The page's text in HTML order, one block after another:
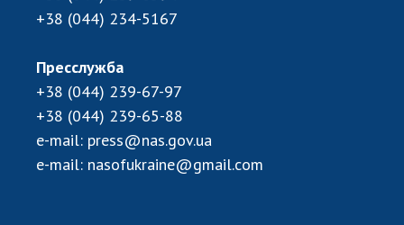
Державний бюджет НАН України
Бланки документів
НОВИНИ
ЗАСІДАННЯ ПРЕЗИДІЇ НАН УКРАЇНИ
НАУКОВІ ВИДАННЯ
+38 (044) 234-5167
Пресслужба
+38 (044) 239-67-97
+38 (044) 239-65-88
e-mail: press@nas.gov.ua
e-mail: nasofukraine@gmail.com